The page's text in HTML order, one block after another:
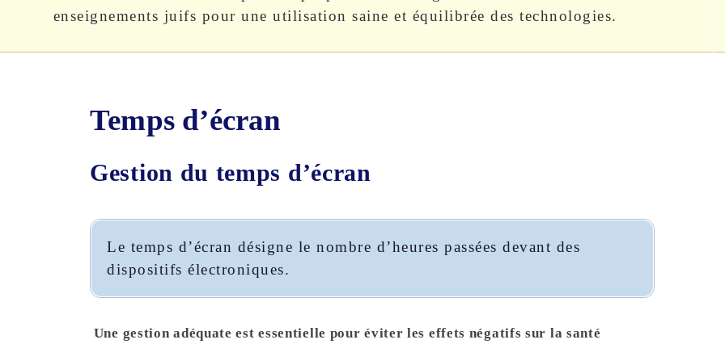
enseignements juifs pour une utilisation saine et équilibrée des technologies.
Temps d’écran
Gestion du temps d’écran
Le temps d’écran désigne le nombre d’heures passées devant des
dispositifs électroniques.
Une gestion adéquate est essentielle pour éviter les effets négatifs sur la santé